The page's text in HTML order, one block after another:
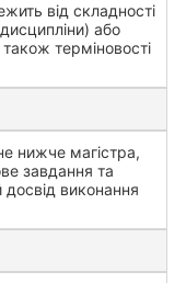
від складності
або
терміновості
нижче магістра,
завдання та
виконання